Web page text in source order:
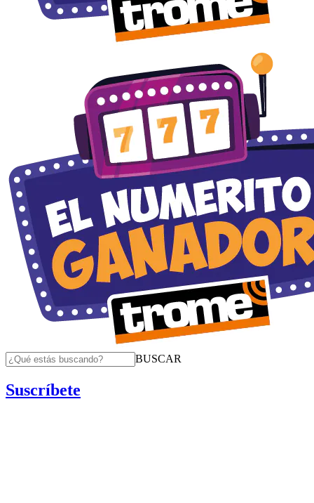
BUSCAR
Suscríbete